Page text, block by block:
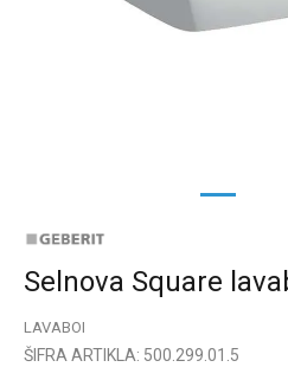
1
Selnova Square
LAVABOI
ŠIFRA ARTIKLA: 500.299.01.5